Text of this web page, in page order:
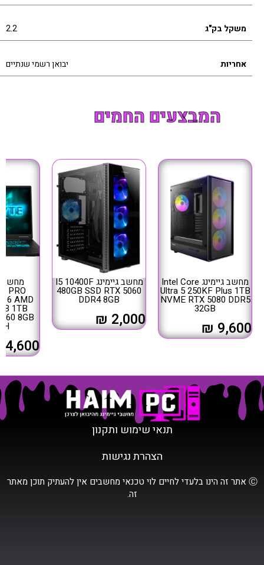
משקל בק"ג 2.2
אחריות יבואן רשמי שנתיים
המבצעים החמים
מחשב גיימינג Intel Core
Ultra 5 250KF Plus 1TB
NVME RTX 5080 DDR5
32GB
9,600 ₪
מחשב גיימינג I5 10400F
480GB SSD RTX 5060
DDR4 8GB
2,000 ₪
מחשב
PRO
AMD
1TB
8GB
4,600 ₪
תנאי שימוש ותקנון
הצהרת נגישות
Ⓒ אתר זה הינו בלעדי לחיים לוי טכנאי מחשבים אין להעתיק תוכן מאתר
זה.